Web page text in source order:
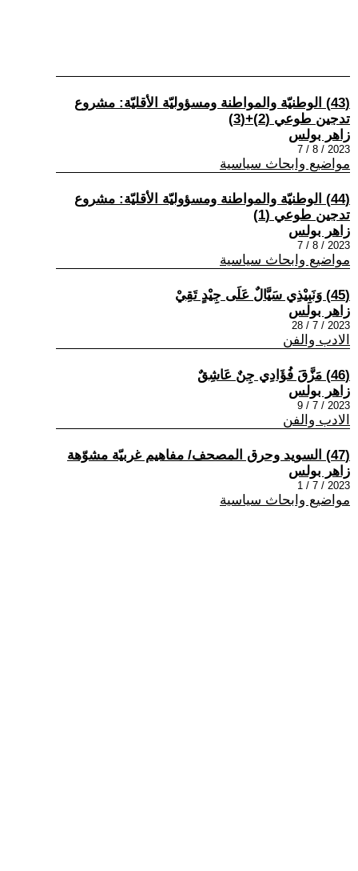
(43) الوطنيّة والمواطنة ومسؤوليّة الأقليّة: مشروع
تدجين طوعي (2)+(3)
زاهر بولس
2023 / 8 / 7
مواضيع وابحاث سياسية
(44) الوطنيّة والمواطنة ومسؤوليّة الأقليّة: مشروع
تدجين طوعي (1)
زاهر بولس
2023 / 8 / 7
مواضيع وابحاث سياسية
(45) وَنَبِيْذِي سَيَّالٌ عَلَى جِيْدٍ تَقِيْ
زاهر بولس
2023 / 7 / 28
الادب والفن
(46) مَزَّقَ فُؤَادِي جِنٌ عَاشِقٌ
زاهر بولس
2023 / 7 / 9
الادب والفن
(47) السويد وحرق المصحف/ مفاهيم غربيّة مشوّهة
زاهر بولس
2023 / 7 / 1
مواضيع وابحاث سياسية